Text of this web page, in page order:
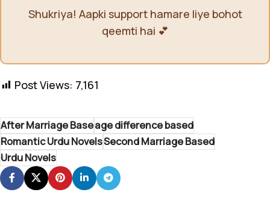
Shukriya! Aapki support hamare liye bohot
qeemti hai 💕
Post Views: 7,161
After Marriage Baseage difference based
Romantic Urdu NovelsSecond Marriage Based
Urdu Novels